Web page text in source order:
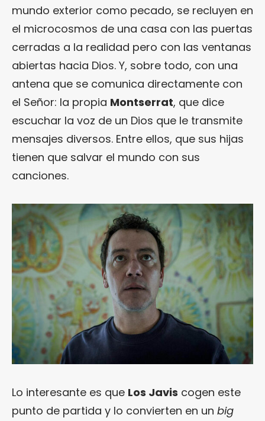
mundo exterior como pecado, se recluyen en
el microcosmos de una casa con las puertas
cerradas a la realidad pero con las ventanas
abiertas hacia Dios. Y, sobre todo, con una
antena que se comunica directamente con
el Señor: la propia Montserrat, que dice
escuchar la voz de un Dios que le transmite
mensajes diversos. Entre ellos, que sus hijas
tienen que salvar el mundo con sus
canciones.
Lo interesante es que Los Javis cogen este
punto de partida y lo convierten en un big